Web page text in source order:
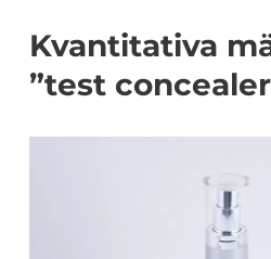
Kvantitativa
”test